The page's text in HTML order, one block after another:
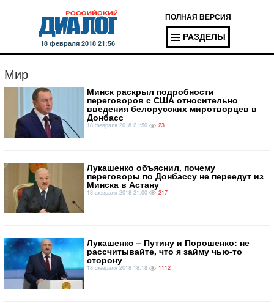
18 февраля 2018 21:56
ПОЛНАЯ ВЕРСИЯ
РАЗДЕЛЫ
Мир
Минск раскрыл подробности
переговоров с США относительно
введения белорусских миротворцев в
Донбасс
18 февраля 2018 21:50 23
Лукашенко объяснил, почему
переговоры по Донбассу не переедут из
Минска в Астану
18 февраля 2018 21:00 217
Лукашенко – Путину и Порошенко: не
рассчитывайте, что я займу чью-то
сторону
18 февраля 2018 18:18 1112